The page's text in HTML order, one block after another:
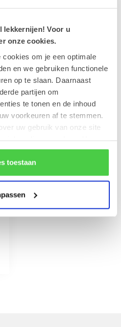
lekkernijen! Voor u
onze cookies.
om je een optimale
en we gebruiken functionele
op te slaan. Daarnaast
partijen om
te tonen en de inhoud
voorkeuren af te stemmen.
uw gebruik van onze site
cookies blokkeert, het
website kan verstoren.
toestaan